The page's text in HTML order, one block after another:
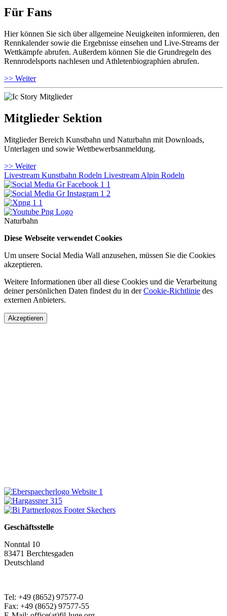
Für Fans
Hier können Sie sich über allgemeine Neuigkeiten informieren, den
Rennkalender sowie die Ergebnisse einsehen und Live-Streams der
Wettkämpfe abrufen. Außerdem können Sie die Grundregeln des
Rennrodelsports nachlesen und Athletenbiographien abrufen.
>> Weiter
Mitglieder Sektion
Mitglieder Bereich Kunstbahn und Naturbahn mit Downloads,
Unterlagen und sowie Wettbewerbsanmeldung.
>> Weiter
Livestream Kunstbahn Rodeln Livestream Alpin Rodeln
Naturbahn
Diese Webseite verwendet Cookies
Um unsere Social Media Wall anzusehen, müssen Sie die Cookies
akzeptieren.
Weitere Informationen über all diese Cookies und die Verarbeitung
deiner persönlichen Daten findest du in derCookie-Richtlinie des
externen Anbieters.
Akzeptieren
Geschäftsstelle
Nonntal 10
83471 Berchtesgaden
Deutschland
Tel: +49 (8652) 97577-0
Fax: +49 (8652) 97577-55